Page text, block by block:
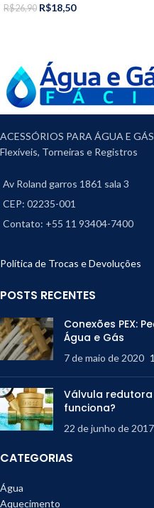
R$26,90 R$18,50
ACESSÓRIOS PARA ÁGUA E GÁS
Flexíveis, Torneiras e Registros
Av Roland garros 1861 sala 3
CEP: 02235-001
Contato: +55 11 93404-7400
Política de Trocas e Devoluções
POSTS RECENTES
Conexões PEX:
Água e Gás
7 de maio de 2020
Válvula
funciona?
22 de junho de 2017
CATEGORIAS
Água
Aquecimento